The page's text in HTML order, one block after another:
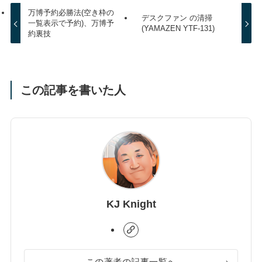
万博予約必勝法(空き枠の
一覧表示で予約)、万博予
約裏技
デスクファン の清掃
(YAMAZEN YTF-131)
この記事を書いた人
KJ Knight